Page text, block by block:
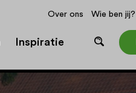
Over ons Wie ben jij?
Inspiratie